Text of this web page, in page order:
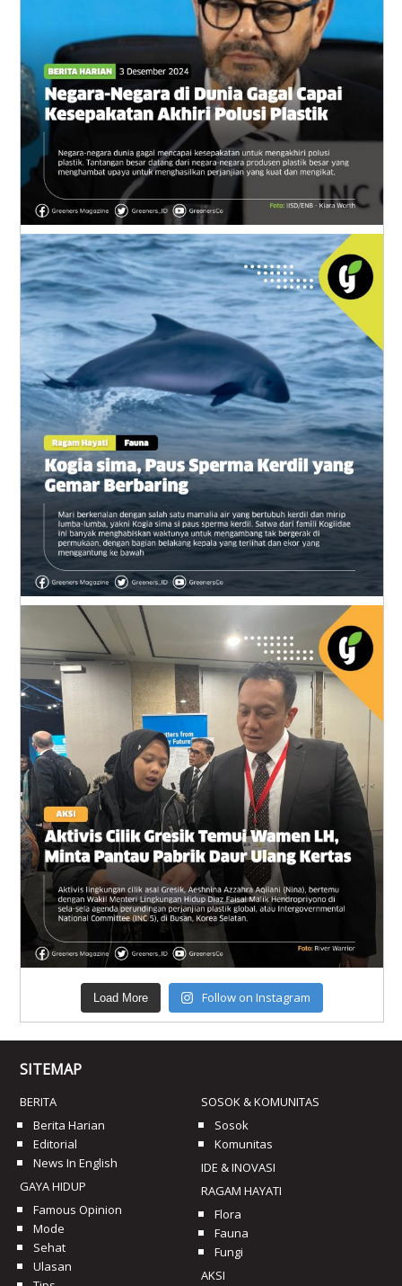
Load More Follow on Instagram
SITEMAP
BERITA
Berita Harian
Editorial
News In English
GAYA HIDUP
Famous Opinion
Mode
Sehat
Ulasan
SOSOK & KOMUNITAS
Sosok
Komunitas
IDE & INOVASI
RAGAM HAYATI
Flora
Fauna
Fungi
AKSI